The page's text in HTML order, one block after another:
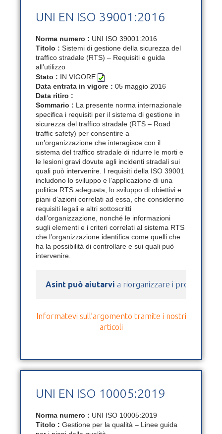
UNI EN ISO 39001:2016
Norma numero : UNI ISO 39001:2016
Titolo : Sistemi di gestione della sicurezza del
traffico stradale (RTS) – Requisiti e guida
all’utilizzo
Stato : IN VIGORE
Data entrata in vigore : 05 maggio 2016
Data ritiro :
Sommario : La presente norma internazionale
specifica i requisiti per il sistema di gestione in
sicurezza del traffico stradale (RTS – Road
traffic safety) per consentire a
un’organizzazione che interagisce con il
sistema del traffico stradale di ridurre le morti e
le lesioni gravi dovute agli incidenti stradali sui
quali può intervenire. I requisiti della ISO 39001
includono lo sviluppo e l’applicazione di una
politica RTS adeguata, lo sviluppo di obiettivi e
piani d’azioni correlati ad essa, che considerino
requisiti legali e altri sottoscritti
dall’organizzazione, nonché le informazioni
sugli elementi e i criteri correlati al sistema RTS
che l’organizzazione identifica come quelli che
ha la possibilità di controllare e sui quali può
intervenire.
Asint può aiutarvi a riorganizzare i processi
Informatevi sull’argomento tramite i nostri
articoli
UNI EN ISO 10005:2019
Norma numero : UNI ISO 10005:2019
Titolo : Gestione per la qualità – Linee guida